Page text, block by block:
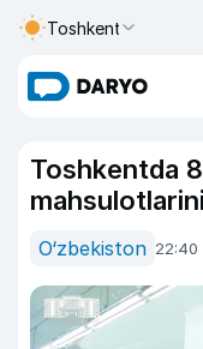
Toshkent
Toshkentda
O‘zbekiston 22:40